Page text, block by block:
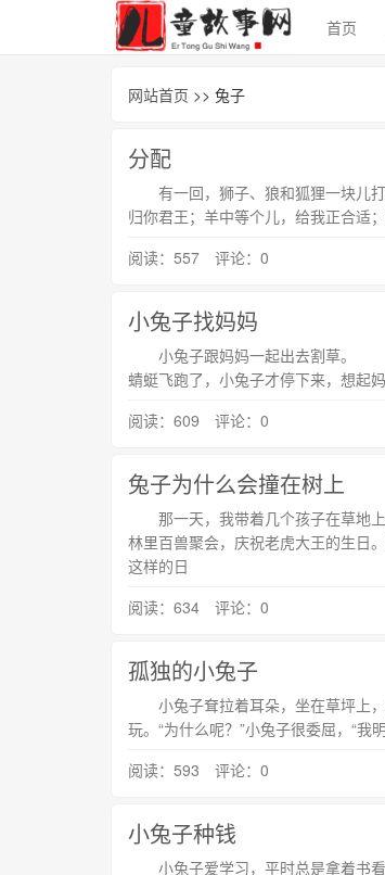
首页
网站首页 >> 兔子
分配
有一回，狮子、狼和狐狸一块儿
归你君王；羊中等个儿，给我正合
阅读：557 评论：0
小兔子找妈妈
小兔子跟妈妈一起出去割草。 前
蜻蜓飞跑了，小兔子才停下来
阅读：609 评论：0
兔子为什么会撞在树上
那一天，我带着几个孩子在草地上
林里百兽聚会，庆祝老虎大王的生日
这样的日
阅读：634 评论：0
孤独的小兔子
小兔子耷拉着耳朵，坐在草坪上
玩。“为什么呢？”小兔子很委屈，“
阅读：593 评论：0
小兔子种钱
小兔子爱学习，平时总是拿着书